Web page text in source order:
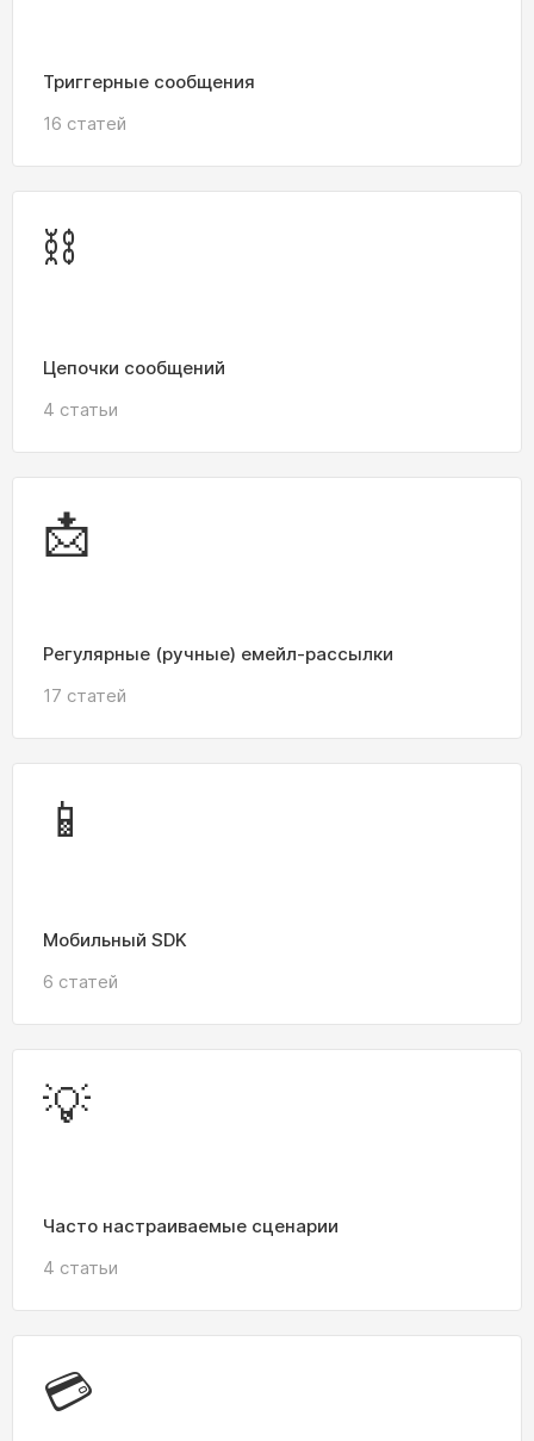
Триггерные сообщения
16 статей
⛓️
Цепочки сообщений
4 статьи
📩
Регулярные (ручные) емейл‑рассылки
17 статей
📱
Мобильный SDK
6 статей
💡
Часто настраиваемые сценарии
4 статьи
💳